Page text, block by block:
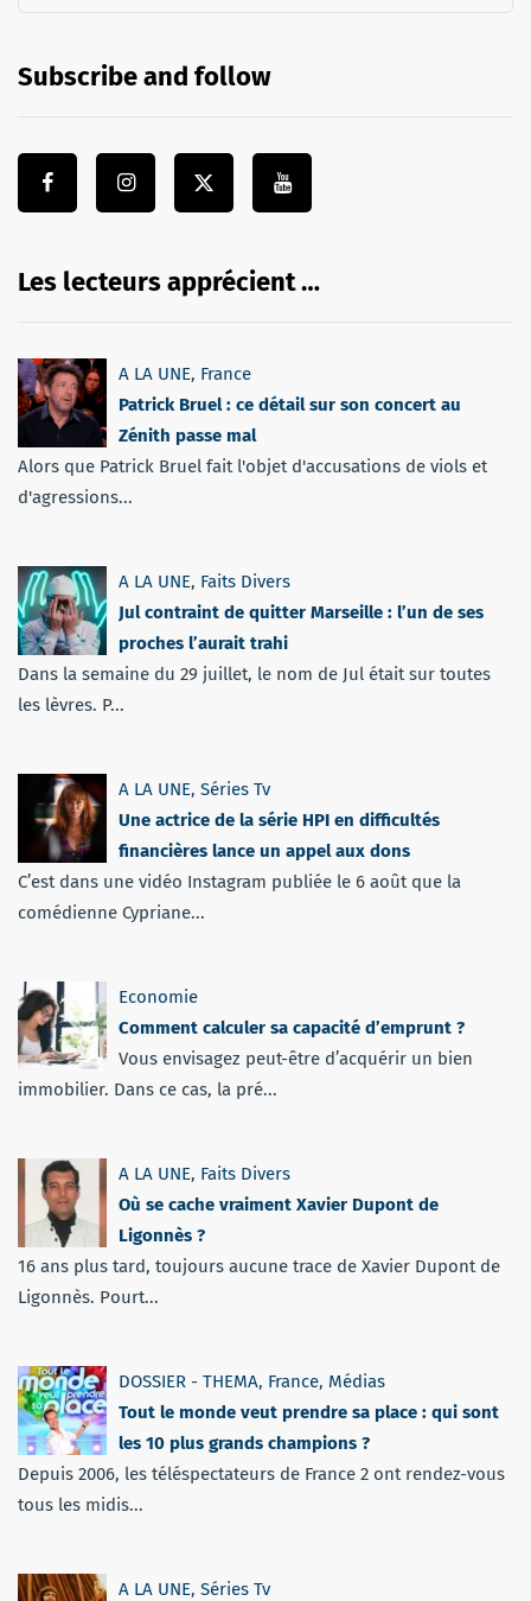
Subscribe and follow
Les lecteurs apprécient …
A LA UNE, France
Patrick Bruel : ce détail sur son concert au
Zénith passe mal
Alors que Patrick Bruel fait l'objet d'accusations de viols et
d'agressions...
A LA UNE, Faits Divers
Jul contraint de quitter Marseille : l’un de ses
proches l’aurait trahi
Dans la semaine du 29 juillet, le nom de Jul était sur toutes
les lèvres. P...
A LA UNE, Séries Tv
Une actrice de la série HPI en difficultés
financières lance un appel aux dons
C’est dans une vidéo Instagram publiée le 6 août que la
comédienne Cypriane...
Economie
Comment calculer sa capacité d’emprunt ?
Vous envisagez peut-être d’acquérir un bien
immobilier. Dans ce cas, la pré...
A LA UNE, Faits Divers
Où se cache vraiment Xavier Dupont de
Ligonnès ?
16 ans plus tard, toujours aucune trace de Xavier Dupont de
Ligonnès. Pourt...
DOSSIER - THEMA, France, Médias
Tout le monde veut prendre sa place : qui sont
les 10 plus grands champions ?
Depuis 2006, les téléspectateurs de France 2 ont rendez-vous
tous les midis...
A LA UNE, Séries Tv